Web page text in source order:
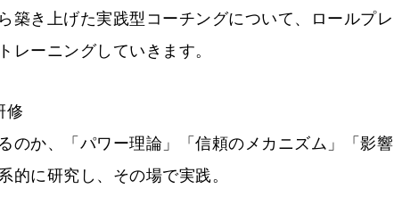
築き上げた実践型コーチングについて、ロールプレ
レーニングしていきます。
修
のか、「パワー理論」「信頼のメカニズム」「影響
的に研究し、その場で実践。